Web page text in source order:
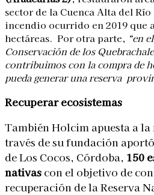
sector de la Cuenca Alta del
incendio ocurrido en 2019 que
hectáreas. Por otra parte, “en
Conservación de los
contribuimos con la compra de
pueda generar una reserva
Recuperar ecosistemas
También Holcim apuesta a
través de su fundación
de Los Cocos, Córdoba, 150
nativas con el objetivo de
recuperación de la Reserva